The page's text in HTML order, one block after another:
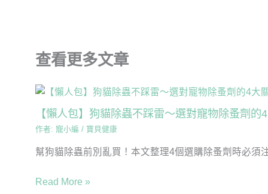
查看更多文章
【懶人包】狗貓除蟲不踩雷～選對寵物除蚤劑的
作者: 寵小編 / 寶貝健康
幫狗貓除蟲前別亂買！本文整理4個選購除蚤劑時必須
Read More »